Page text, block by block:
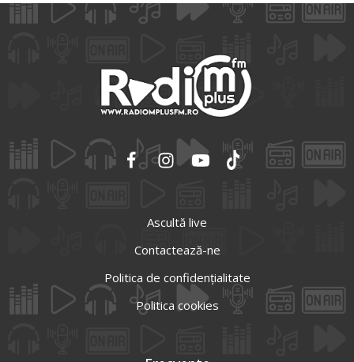
Ascultă live
Contactează-ne
Politica de confidențialitate
Politica cookies